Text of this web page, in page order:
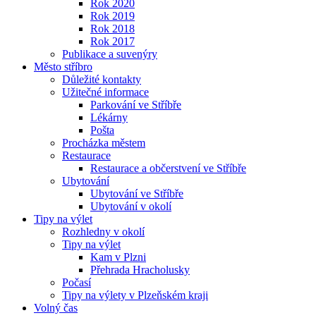
Rok 2020
Rok 2019
Rok 2018
Rok 2017
Publikace a suvenýry
Město stříbro
Důležité kontakty
Užitečné informace
Parkování ve Stříbře
Lékárny
Pošta
Procházka městem
Restaurace
Restaurace a občerstvení ve Stříbře
Ubytování
Ubytování ve Stříbře
Ubytování v okolí
Tipy na výlet
Rozhledny v okolí
Tipy na výlet
Kam v Plzni
Přehrada Hracholusky
Počasí
Tipy na výlety v Plzeňském kraji
Volný čas